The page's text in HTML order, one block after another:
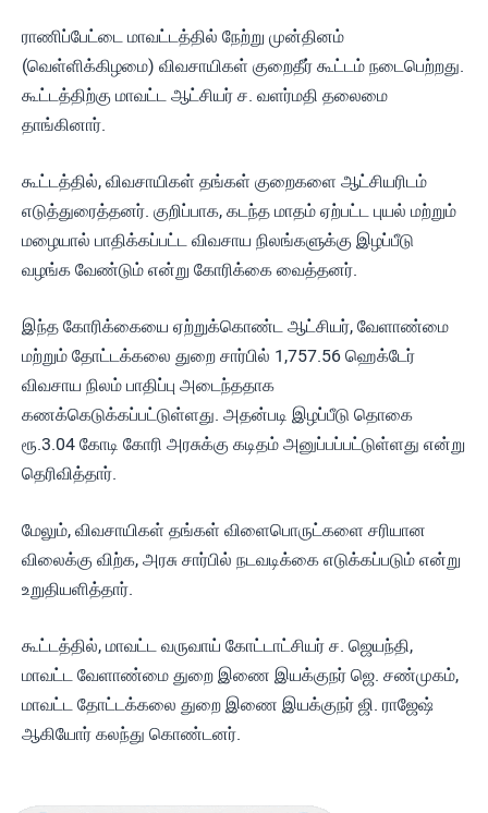
ராணிப்பேட்டை மாவட்டத்தில் நேற்று முன்தினம்
(வெள்ளிக்கிழமை) விவசாயிகள் குறைதீர் கூட்டம் நடைபெற்றது.
கூட்டத்திற்கு மாவட்ட ஆட்சியர் ச. வளர்மதி தலைமை
தாங்கினார்.
கூட்டத்தில், விவசாயிகள் தங்கள் குறைகளை ஆட்சியரிடம்
எடுத்துரைத்தனர். குறிப்பாக, கடந்த மாதம் ஏற்பட்ட புயல் மற்றும்
மழையால் பாதிக்கப்பட்ட விவசாய நிலங்களுக்கு இழப்பீடு
வழங்க வேண்டும் என்று கோரிக்கை வைத்தனர்.
இந்த கோரிக்கையை ஏற்றுக்கொண்ட ஆட்சியர், வேளாண்மை
மற்றும் தோட்டக்கலை துறை சார்பில் 1,757.56 ஹெக்டேர்
விவசாய நிலம் பாதிப்பு அடைந்ததாக
கணக்கெடுக்கப்பட்டுள்ளது. அதன்படி இழப்பீடு தொகை
ரூ.3.04 கோடி கோரி அரசுக்கு கடிதம் அனுப்பப்பட்டுள்ளது என்று
தெரிவித்தார்.
மேலும், விவசாயிகள் தங்கள் விளைபொருட்களை சரியான
விலைக்கு விற்க, அரசு சார்பில் நடவடிக்கை எடுக்கப்படும் என்று
உறுதியளித்தார்.
கூட்டத்தில், மாவட்ட வருவாய் கோட்டாட்சியர் ச. ஜெயந்தி,
மாவட்ட வேளாண்மை துறை இணை இயக்குநர் ஜெ. சண்முகம்,
மாவட்ட தோட்டக்கலை துறை இணை இயக்குநர் ஜி. ராஜேஷ்
ஆகியோர் கலந்து கொண்டனர்.